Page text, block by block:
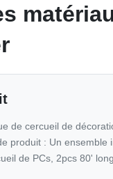
de cercueil de
produit : Un
de PCs, 2pcs 80'